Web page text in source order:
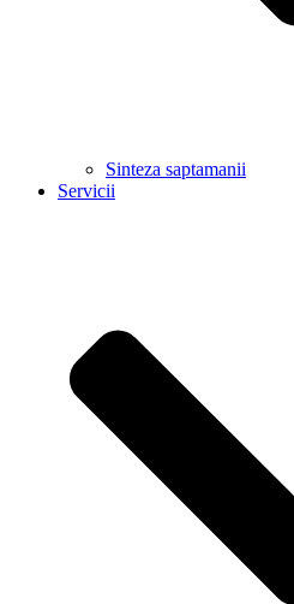
Sinteza saptamanii
Servicii